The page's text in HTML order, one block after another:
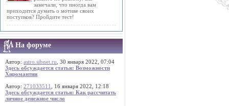
замечали, что иногда вам
приходится думать о мотиве своих
поступков? Пройдите тест!
На форуме
Автор: astro.sibnet.ru , 30 января 2022, 07:04
Здесь обсуждается статья: Возможности
Хиромантии
Автор: 271033511
, 16 января 2022, 12:18
Здесь обсуждается статья: Как рассчитать
личное денежное число